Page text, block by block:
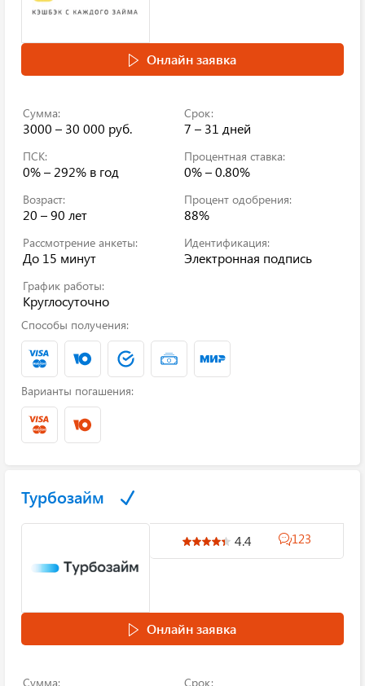
Онлайн заявка
Сумма:
3000 – 30 000 руб.
Срок:
7 – 31 дней
ПСК:
0% – 292% в год
Процентная ставка:
0% – 0.80%
Возраст:
20 – 90 лет
Процент одобрения:
88%
Рассмотрение анкеты:
До 15 минут
Идентификация:
Электронная подпись
График работы:
Круглосуточно
Способы получения:
Варианты погашения:
Турбозайм
4.4 123
Онлайн заявка
Сумма: Срок: